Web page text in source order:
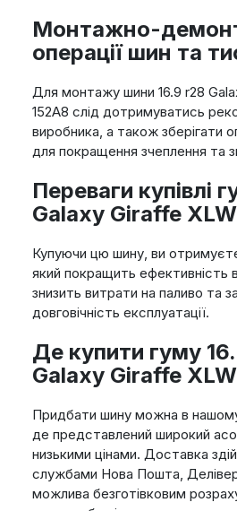
Монтажно-
операції шин та
Для монтажу шини 16.9 r28
152A8 слід дотримуватись
виробника, а також зберігати
для покращення зчеплення та
Переваги купівлі
Galaxy Giraffe
Купуючи цю шину, ви
який покращить ефективність
знизить витрати на паливо та
довговічність експлуатації.
Де купити гуму
Galaxy Giraffe
Придбати шину можна в нашому
де представлений широкий
низькими цінами. Доставка
службами Нова Пошта,
можлива безготівковим